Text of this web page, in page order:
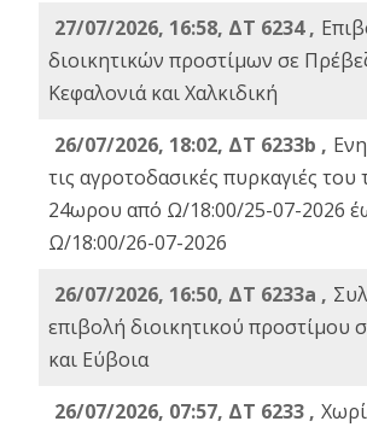
27/07/2026, 16:58, ΔΤ 6234 ,
διοικητικών προστίμων σε
Κεφαλονιά και Χαλκιδική
26/07/2026, 18:02, ΔΤ 6233b ,
τις αγροτοδασικές πυρκαγιές του
24ωρου από Ω/18:00/25-07-2026
Ω/18:00/26-07-2026
26/07/2026, 16:50, ΔΤ 6233a ,
επιβολή διοικητικού προστίμου
και Εύβοια
26/07/2026, 07:57, ΔΤ 6233 ,